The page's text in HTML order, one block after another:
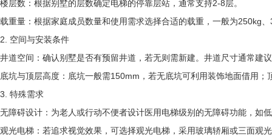
楼层数：根据别墅的层数确定电梯的停靠层站，通常支持2-8层。
载重量：根据家庭成员数量和使用需求选择合适的载重，一般为250kg
2. 空间与安装条件
井道空间：确认别墅是否有预留井道，若无则需新建。井道尺寸通常建
底坑与顶层高度：底坑一般需150mm，若无底坑可利用装饰地面借用
3. 特殊需求
无障碍设计：为老人或行动不便者设计医用电梯级别的无障碍功能，如
观光电梯：若追求视觉效果，可选择观光电梯，采用玻璃轿厢或三面观